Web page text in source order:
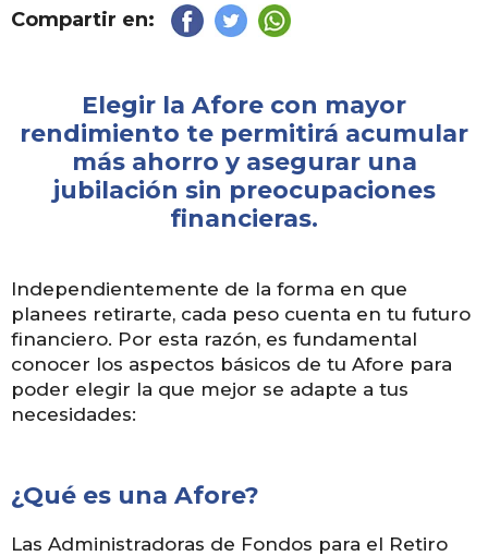
Compartir en:
Elegir la Afore con mayor
rendimiento te permitirá acumular
más ahorro y asegurar una
jubilación sin preocupaciones
financieras.
Independientemente de la forma en que
planees retirarte, cada peso cuenta en tu futuro
financiero. Por esta razón, es fundamental
conocer los aspectos básicos de tu Afore para
poder elegir la que mejor se adapte a tus
necesidades:
¿Qué es una Afore?
Las Administradoras de Fondos para el Retiro